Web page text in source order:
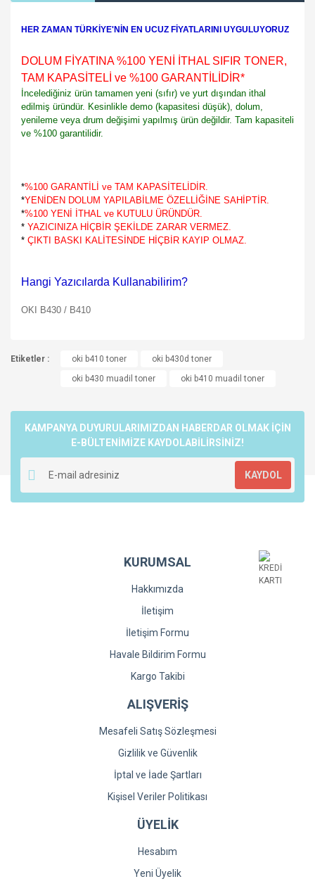
HER ZAMAN TÜRKİYE'NİN EN UCUZ FİYATLARINI UYGULUYORUZ
DOLUM FİYATINA %100 YENİ İTHAL SIFIR TONER,
TAM KAPASİTELİ ve %100 GARANTİLİDİR*
İncelediğiniz ürün tamamen yeni (sıfır) ve yurt dışından ithal
edilmiş üründür. Kesinlikle demo (kapasitesi düşük), dolum,
yenileme veya drum değişimi yapılmış ürün değildir. Tam kapasiteli
ve %100 garantilidir.
*%100 GARANTİLİ ve TAM KAPASİTELİDİR.
*YENİDEN DOLUM YAPILABİLME ÖZELLİĞİNE SAHİPTİR.
*%100 YENİ İTHAL ve KUTULU ÜRÜNDÜR.
* YAZICINIZA HİÇBİR ŞEKİLDE ZARAR VERMEZ.
* ÇIKTI BASKI KALİTESİNDE HİÇBİR KAYIP OLMAZ.
Hangi Yazıcılarda Kullanabilirim?
OKI B430 / B410
Yorum Yaz
konularda yetersiz gördüğünüz noktaları öneri formunu
kullanarak tarafımıza iletebilirsiniz.
Ürün resmi kalitesiz, bozuk veya görüntülenemiyor.
Ürün açıklamasında eksik bilgiler bulunuyor.
Ürün fiyatı diğer sitelerden daha pahalı.
Bu ürüne benzer farklı alternatifler olmalı.
Gönder
Etiketler : oki b410 toner
oki b430d toner
oki b430 muadil toner
oki b410 muadil toner
KAMPANYA DUYURULARIMIZDAN HABERDAR OLMAK İÇİN
E-BÜLTENİMİZE KAYDOLABİLİRSİNİZ!
KAYDOL
KURUMSAL
Hakkımızda
İletişim
İletişim Formu
Havale Bildirim Formu
Kargo Takibi
ALIŞVERİŞ
Mesafeli Satış Sözleşmesi
Gizlilik ve Güvenlik
İptal ve İade Şartları
Kişisel Veriler Politikası
ÜYELİK
Hesabım
Yeni Üyelik